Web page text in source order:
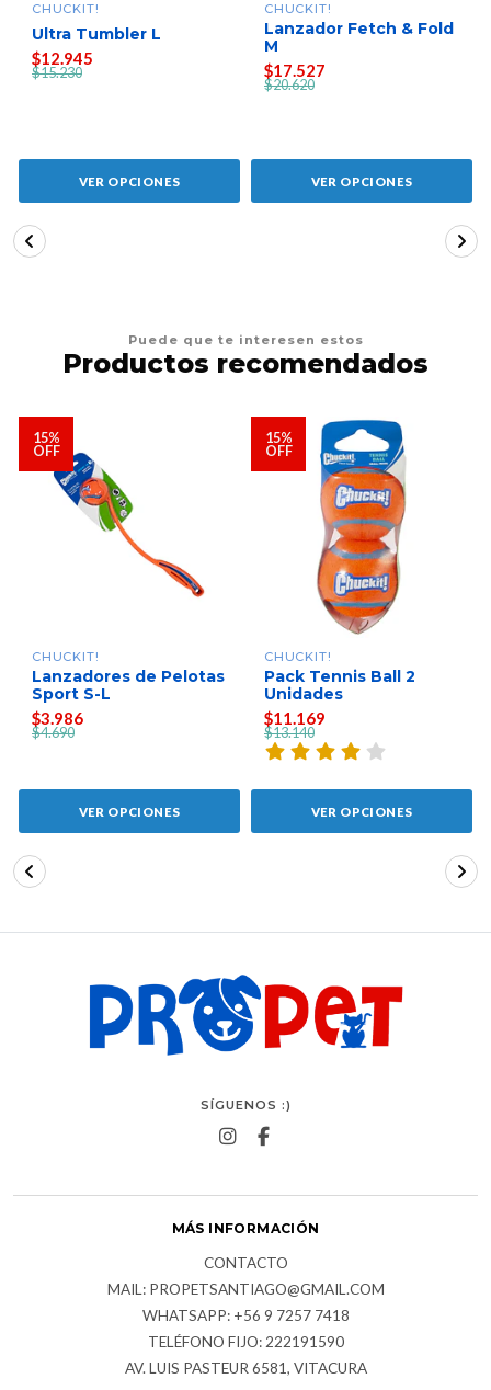
CHUCKIT!
Ultra Tumbler L
$12.945
$15.230
VER OPCIONES
CHUCKIT!
Lanzador Fetch & Fold
M
$17.527
$20.620
VER OPCIONES
Puede que te interesen estos
Productos recomendados
15%
OFF
CHUCKIT!
Lanzadores de Pelotas
Sport S-L
$3.986
$4.690
VER OPCIONES
15%
OFF
CHUCKIT!
Pack Tennis Ball 2
Unidades
$11.169
$13.140
VER OPCIONES
SÍGUENOS :)
MÁS INFORMACIÓN
CONTACTO
MAIL: PROPETSANTIAGO@GMAIL.COM
WHATSAPP: +56 9 7257 7418
TELÉFONO FIJO: 222191590
AV. LUIS PASTEUR 6581, VITACURA